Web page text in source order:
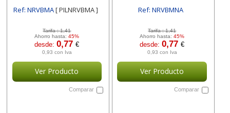
Ref: NRVBMA[ PILNRVBMA ]
Tarifa :1,41
Ahorro hasta:45%
desde:0,77€
0,93 con Iva
Ver Producto
Comparar
Ref: NRVBMNA
Tarifa :1,41
Ahorro hasta:45%
desde:0,77€
0,93 con Iva
Ver Producto
Comparar